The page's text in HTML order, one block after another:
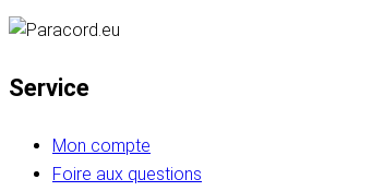
Service
Mon compte
Foire aux questions